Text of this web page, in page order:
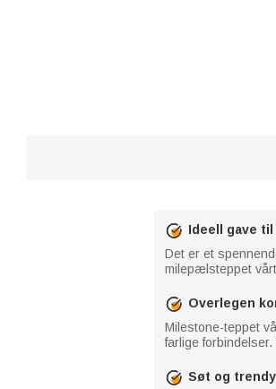
Ideell gave
Det er et
milepælsteppet
Overlegen
Milestone-teppet
farlige
Søt og